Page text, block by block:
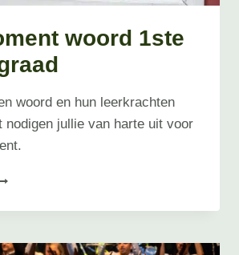
woord 1ste
woord en hun leerkrachten
nodigen jullie van harte uit voor